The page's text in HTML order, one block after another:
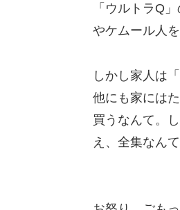
「ウルトラQ
やケムール人
しかし家人は
他にも家には
買うなんて。
え、全集なん